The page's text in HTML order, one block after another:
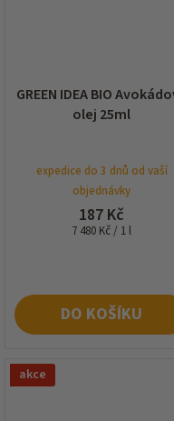
GREEN IDEA BIO
olej 25ml
expedice do 3 dnů od vaší
objednávky
187 Kč
Měrná
7 480 Kč / 1 l
DO KOŠÍKU
akce